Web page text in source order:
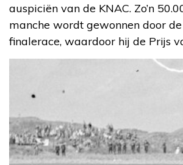
auspiciën van de KNAC. Zo’n
manche wordt gewonnen door
finalerace, waardoor hij de Prijs